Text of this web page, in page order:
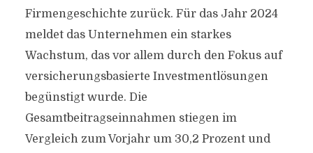
Firmengeschichte zurück. Für das Jahr 2024
meldet das Unternehmen ein starkes
Wachstum, das vor allem durch den Fokus auf
versicherungsbasierte Investmentlösungen
begünstigt wurde. Die
Gesamtbeitragseinnahmen stiegen im
Vergleich zum Vorjahr um 30,2 Prozent und